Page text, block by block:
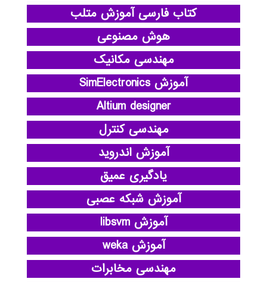
کتاب فارسی آموزش متلب
هوش مصنوعی
مهندسی مکانیک
آموزش SimElectronics
Altium designer
مهندسی کنترل
آموزش اندروید
یادگیری عمیق
آموزش شبکه عصبی
آموزش libsvm
آموزش weka
مهندسی مخابرات